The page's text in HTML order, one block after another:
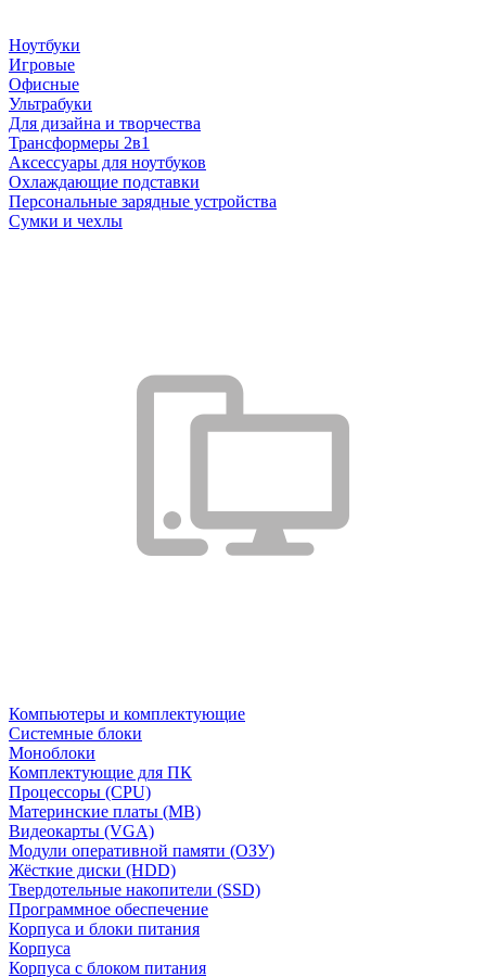
Ноутбуки
Игровые
Офисные
Ультрабуки
Для дизайна и творчества
Трансформеры 2в1
Аксессуары для ноутбуков
Охлаждающие подставки
Персональные зарядные устройства
Сумки и чехлы
Компьютеры и комплектующие
Системные блоки
Моноблоки
Комплектующие для ПК
Процессоры (CPU)
Материнские платы (MB)
Видеокарты (VGA)
Модули оперативной памяти (ОЗУ)
Жёсткие диски (HDD)
Твердотельные накопители (SSD)
Программное обеспечение
Корпуса и блоки питания
Корпуса
Корпуса с блоком питания